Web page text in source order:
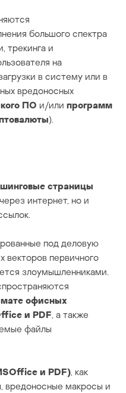
большого спектра
трекинга и
на
в систему или в
вредоносных
ПО и/или программ
).
страницы
интернет, но и
под деловую
векторов первичного
злоумышленниками.
офисных
и PDF, а также
файлы
и PDF), как
вредоносные макросы и